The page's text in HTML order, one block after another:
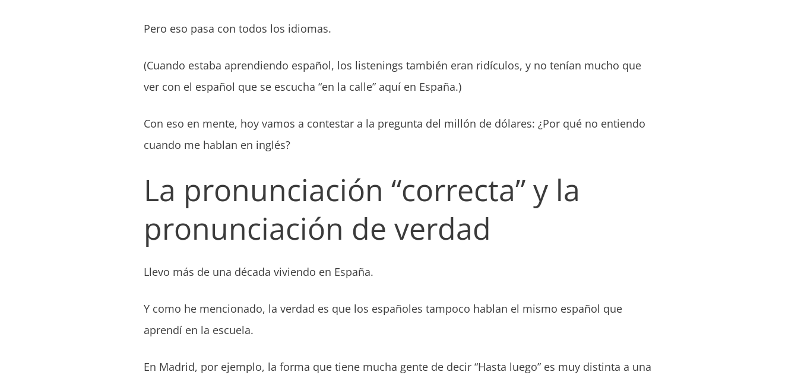
Pero eso pasa con todos los idiomas.
(Cuando estaba aprendiendo español, los listenings también eran ridículos, y no tenían mucho que
ver con el español que se escucha “en la calle” aquí en España.)
Con eso en mente, hoy vamos a contestar a la pregunta del millón de dólares: ¿Por qué no entiendo
cuando me hablan en inglés?
La pronunciación “correcta” y la
pronunciación de verdad
Llevo más de una década viviendo en España.
Y como he mencionado, la verdad es que los españoles tampoco hablan el mismo español que
aprendí en la escuela.
En Madrid, por ejemplo, la forma que tiene mucha gente de decir “Hasta luego” es muy distinta a una